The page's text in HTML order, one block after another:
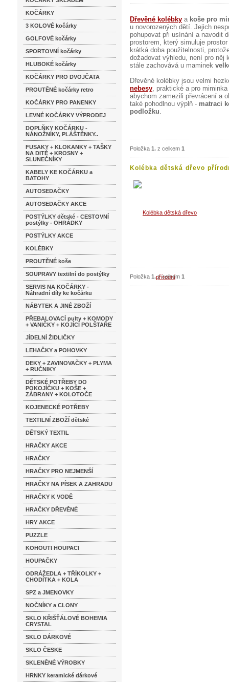
KOČÁRKY
3 KOLOVÉ kočárky
GOLFOVÉ kočárky
SPORTOVNÍ kočárky
HLUBOKÉ kočárky
KOČÁRKY PRO DVOJČATA
PROUTĚNÉ kočárky retro
KOČÁRKY PRO PANENKY
LEVNÉ KOČÁRKY VÝPRODEJ
DOPLŇKY KOČÁRKU -
NÁNOŽNÍKY, PLÁŠTĚNKY..
FUSAKY + KLOKANKY + TAŠKY
NA DITĚ + KROSNY +
SLUNEČNÍKY
KABELY KE KOČÁRKU a
BATOHY
AUTOSEDAČKY
AUTOSEDAČKY AKCE
POSTÝLKY dětské - CESTOVNÍ
postýlky - OHRÁDKY
POSTÝLKY AKCE
KOLÉBKY
PROUTĚNÉ koše
SOUPRAVY textilní do postýlky
SERVIS NA KOČÁRKY -
Náhradní díly ke kočárku
NÁBYTEK A JINÉ ZBOŽÍ
PŘEBALOVACÍ pulty + KOMODY
+ VANIČKY + KOJÍCÍ POLŠTAŘE
JÍDELNÍ ŽIDLIČKY
LEHAČKY a POHOVKY
DEKY + ZAVINOVAČKY + PLYMA
+ RUČNIKY
DĚTSKÉ POTŘEBY DO
POKOJÍČKU + KOŠE +
ZÁBRANY + KOLOTOČE
KOJENECKÉ POTŘEBY
TEXTILNÍ ZBOŽÍ dětské
DĚTSKÝ TEXTIL
HRAČKY AKCE
HRAČKY
HRAČKY PRO NEJMENŠÍ
HRAČKY NA PÍSEK A ZAHRADU
HRAČKY K VODĚ
HRAČKY DŘEVĚNÉ
HRY AKCE
PUZZLE
KOHOUTI HOUPACI
HOUPAČKY
ODRÁŽEDLA + TŘÍKOLKY +
CHODÍTKA + KOLA
SPZ a JMENOVKY
NOČNÍKY a CLONY
SKLO KŘIŠŤÁLOVÉ BOHEMIA
CRYSTAL
SKLO DÁRKOVÉ
SKLO ČESKE
SKLENĚNÉ VÝROBKY
HRNKY keramické dárkové
Dřevěné kolébky a koše pro
u novorozených dětí. Jejich
pohupovat při usínání a navodit
prostorem, který simuluje
krátká doba použitelnosti,
dožadovat výhledu, není pro
stále zachovává u maminek
Dřevěné kolébky jsou velmi
nebesy, praktické a pro
abychom zamezili převrácení a
také pohodlnou výplň - matraci
podložku.
Položka 1. z celkem 1
Kolébka dětská dřevo
Položka 1.z celkem 1